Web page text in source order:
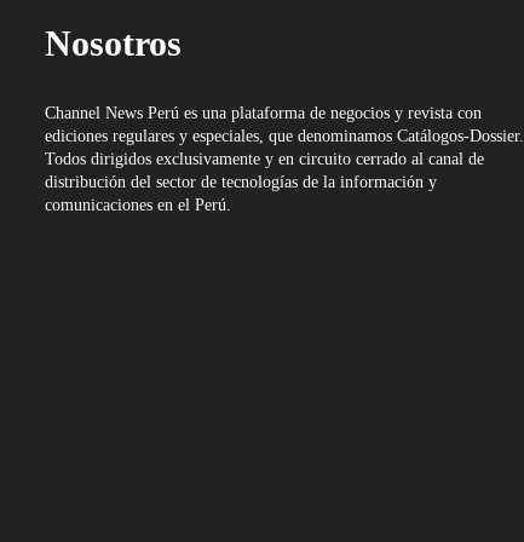
Nosotros
Channel News Perú es una plataforma de negocios y revista con
ediciones regulares y especiales, que denominamos Catálogos-Dossier.
Todos dirigidos exclusivamente y en circuito cerrado al canal de
distribución del sector de tecnologías de la información y
comunicaciones en el Perú.